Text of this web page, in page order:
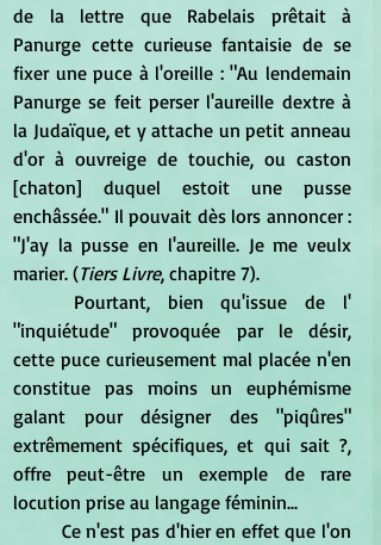
de la lettre que Rabelais prêtait à
Panurge cette curieuse fantaisie de se
fixer une puce à l'oreille : "Au lendemain
Panurge se feit perser l'aureille dextre à
la Judaïque, et y attache un petit anneau
d'or à ouvreige de touchie, ou caston
[chaton] duquel estoit une pusse
enchâssée." Il pouvait dès lors annoncer :
"J'ay la pusse en l'aureille. Je me veulx
marier. (Tiers Livre, chapitre 7).
Pourtant, bien qu'issue de l'
"inquiétude" provoquée par le désir,
cette puce curieusement mal placée n'en
constitue pas moins un euphémisme
galant pour désigner des "piqûres"
extrêmement spécifiques, et qui sait ?,
offre peut-être un exemple de rare
locution prise au langage féminin...
Ce n'est pas d'hier en effet que l'on